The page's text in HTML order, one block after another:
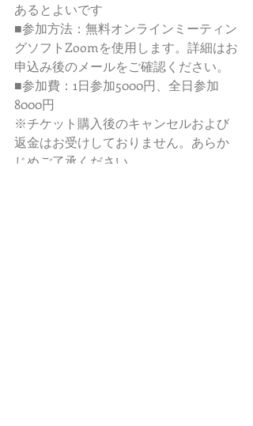
あるとよいです
■参加方法：無料オンラインミーティン
グソフトZoomを使用します。詳細はお
申込み後のメールをご確認ください。
■参加費：1日参加5000円、全日参加
8000円
※チケット購入後のキャンセルおよび
返金はお受けしておりません。あらか
じめご了承ください。